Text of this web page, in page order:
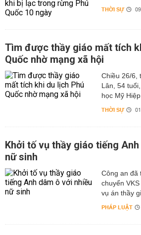
THỜI SỰ
Tìm được thầy giáo mất tích
Quốc nhờ mạng xã hội
Chiều 26/6,
Lân, 54
học Mỹ
THỜI SỰ
Khởi tố vụ thầy giáo tiếng
nữ sinh
Công an đã
chuyển
vụ án thầy
PHÁP LUẬT